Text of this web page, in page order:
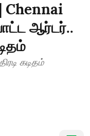
Chennai
ஆர்டர்..
கடிதம்